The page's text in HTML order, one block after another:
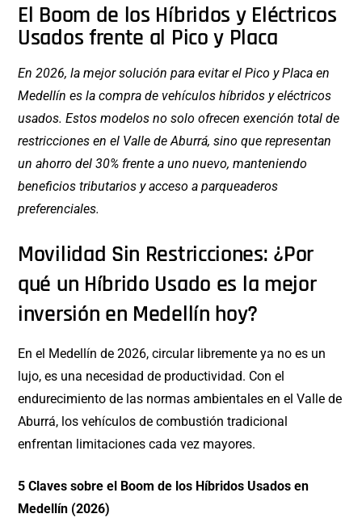
El Boom de los Híbridos y Eléctricos
Usados frente al Pico y Placa
En 2026, la mejor solución para evitar el Pico y Placa en
Medellín es la compra de vehículos híbridos y eléctricos
usados. Estos modelos no solo ofrecen exención total de
restricciones en el Valle de Aburrá, sino que representan
un ahorro del 30% frente a uno nuevo, manteniendo
beneficios tributarios y acceso a parqueaderos
preferenciales.
Movilidad Sin Restricciones: ¿Por
qué un Híbrido Usado es la mejor
inversión en Medellín hoy?
En el Medellín de 2026, circular libremente ya no es un
lujo, es una necesidad de productividad. Con el
endurecimiento de las normas ambientales en el Valle de
Aburrá, los vehículos de combustión tradicional
enfrentan limitaciones cada vez mayores.
5 Claves sobre el Boom de los Híbridos Usados en
Medellín (2026)